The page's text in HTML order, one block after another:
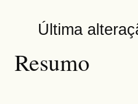
Última
Resumo